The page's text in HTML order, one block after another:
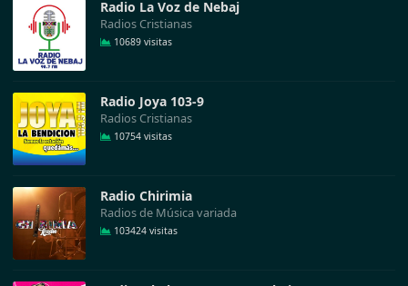
Radio La Voz de Nebaj
Radios Cristianas
10689 visitas
Radio Joya 103-9
Radios Cristianas
10754 visitas
Radio Chirimia
Radios de Música variada
103424 visitas